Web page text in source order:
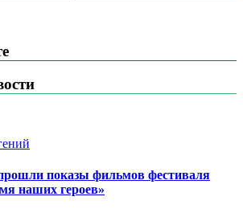
показы фильмов фестиваля
наших героев»